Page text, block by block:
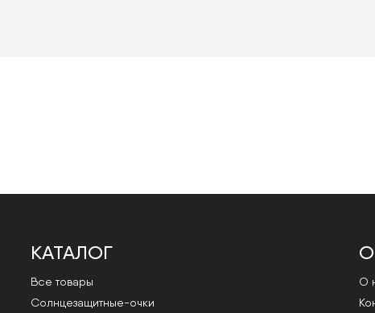
КАТАЛОГ
Все товары
Cолнцезащитные-очки
О